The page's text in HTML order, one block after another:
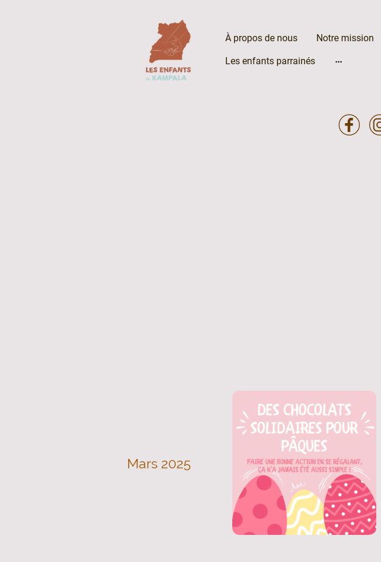
À propos de nous Notre mission
Les enfants parrainés
Mars 2025